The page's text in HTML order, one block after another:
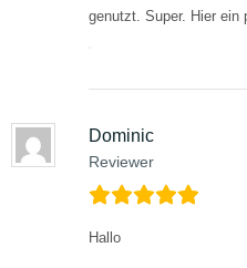
genutzt. Super. Hier ein
Dominic
Reviewer
Hallo